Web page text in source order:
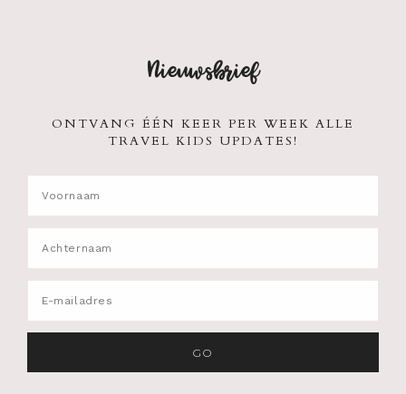
Nieuwsbrief
ONTVANG ÉÉN KEER PER WEEK ALLE
TRAVEL KIDS UPDATES!